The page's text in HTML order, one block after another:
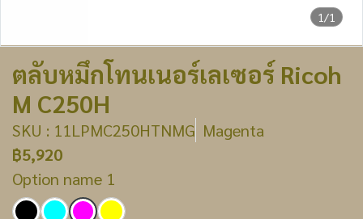
1/1
ตลับหมึกโทนเนอร์เลเซอร์ Ricoh
M C250H
SKU : 11LPMC250HTNMG Magenta
฿5,920
Option name 1